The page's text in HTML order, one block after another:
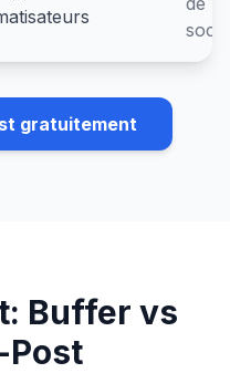
gratuitement
Buffer vs
Post